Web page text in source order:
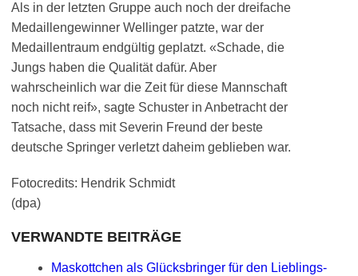
Als in der letzten Gruppe auch noch der dreifache
Medaillengewinner Wellinger patzte, war der
Medaillentraum endgültig geplatzt. «Schade, die
Jungs haben die Qualität dafür. Aber
wahrscheinlich war die Zeit für diese Mannschaft
noch nicht reif», sagte Schuster in Anbetracht der
Tatsache, dass mit Severin Freund der beste
deutsche Springer verletzt daheim geblieben war.
Fotocredits: Hendrik Schmidt
(dpa)
VERWANDTE BEITRÄGE
Maskottchen als Glücksbringer für den Lieblings-